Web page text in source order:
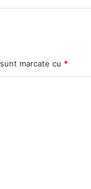
marcate cu *